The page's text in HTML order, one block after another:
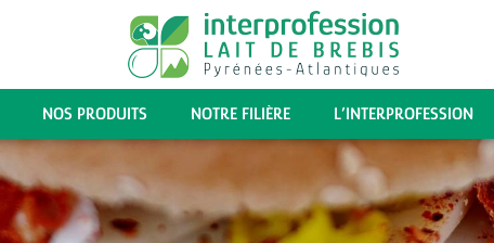
NOS PRODUITS NOTRE FILIÈRE L’INTERPROFESSION